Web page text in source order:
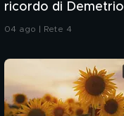
ricordo di Demetrio
Albertini, Clarence
04 ago | Rete 4